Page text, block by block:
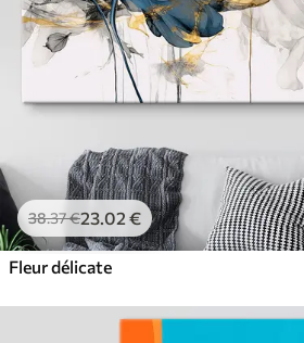
38.37€23.02 €
Fleur délicate